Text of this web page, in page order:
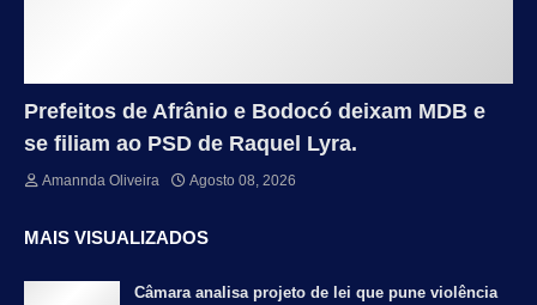
Prefeitos de Afrânio e Bodocó deixam MDB e
se filiam ao PSD de Raquel Lyra.
Amannda Oliveira Agosto 08, 2026
MAIS VISUALIZADOS
Câmara analisa projeto de lei que pune violência